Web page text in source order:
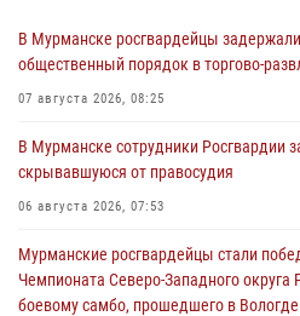
В Мурманске росгвардейцы
общественный порядок в торгово-
07 августа 2026, 08:25
В Мурманске сотрудники Росгвардии
скрывавшуюся от правосудия
06 августа 2026, 07:53
Мурманские росгвардейцы стали
Чемпионата Северо-Западного округа
боевому самбо, прошедшего в Вологде